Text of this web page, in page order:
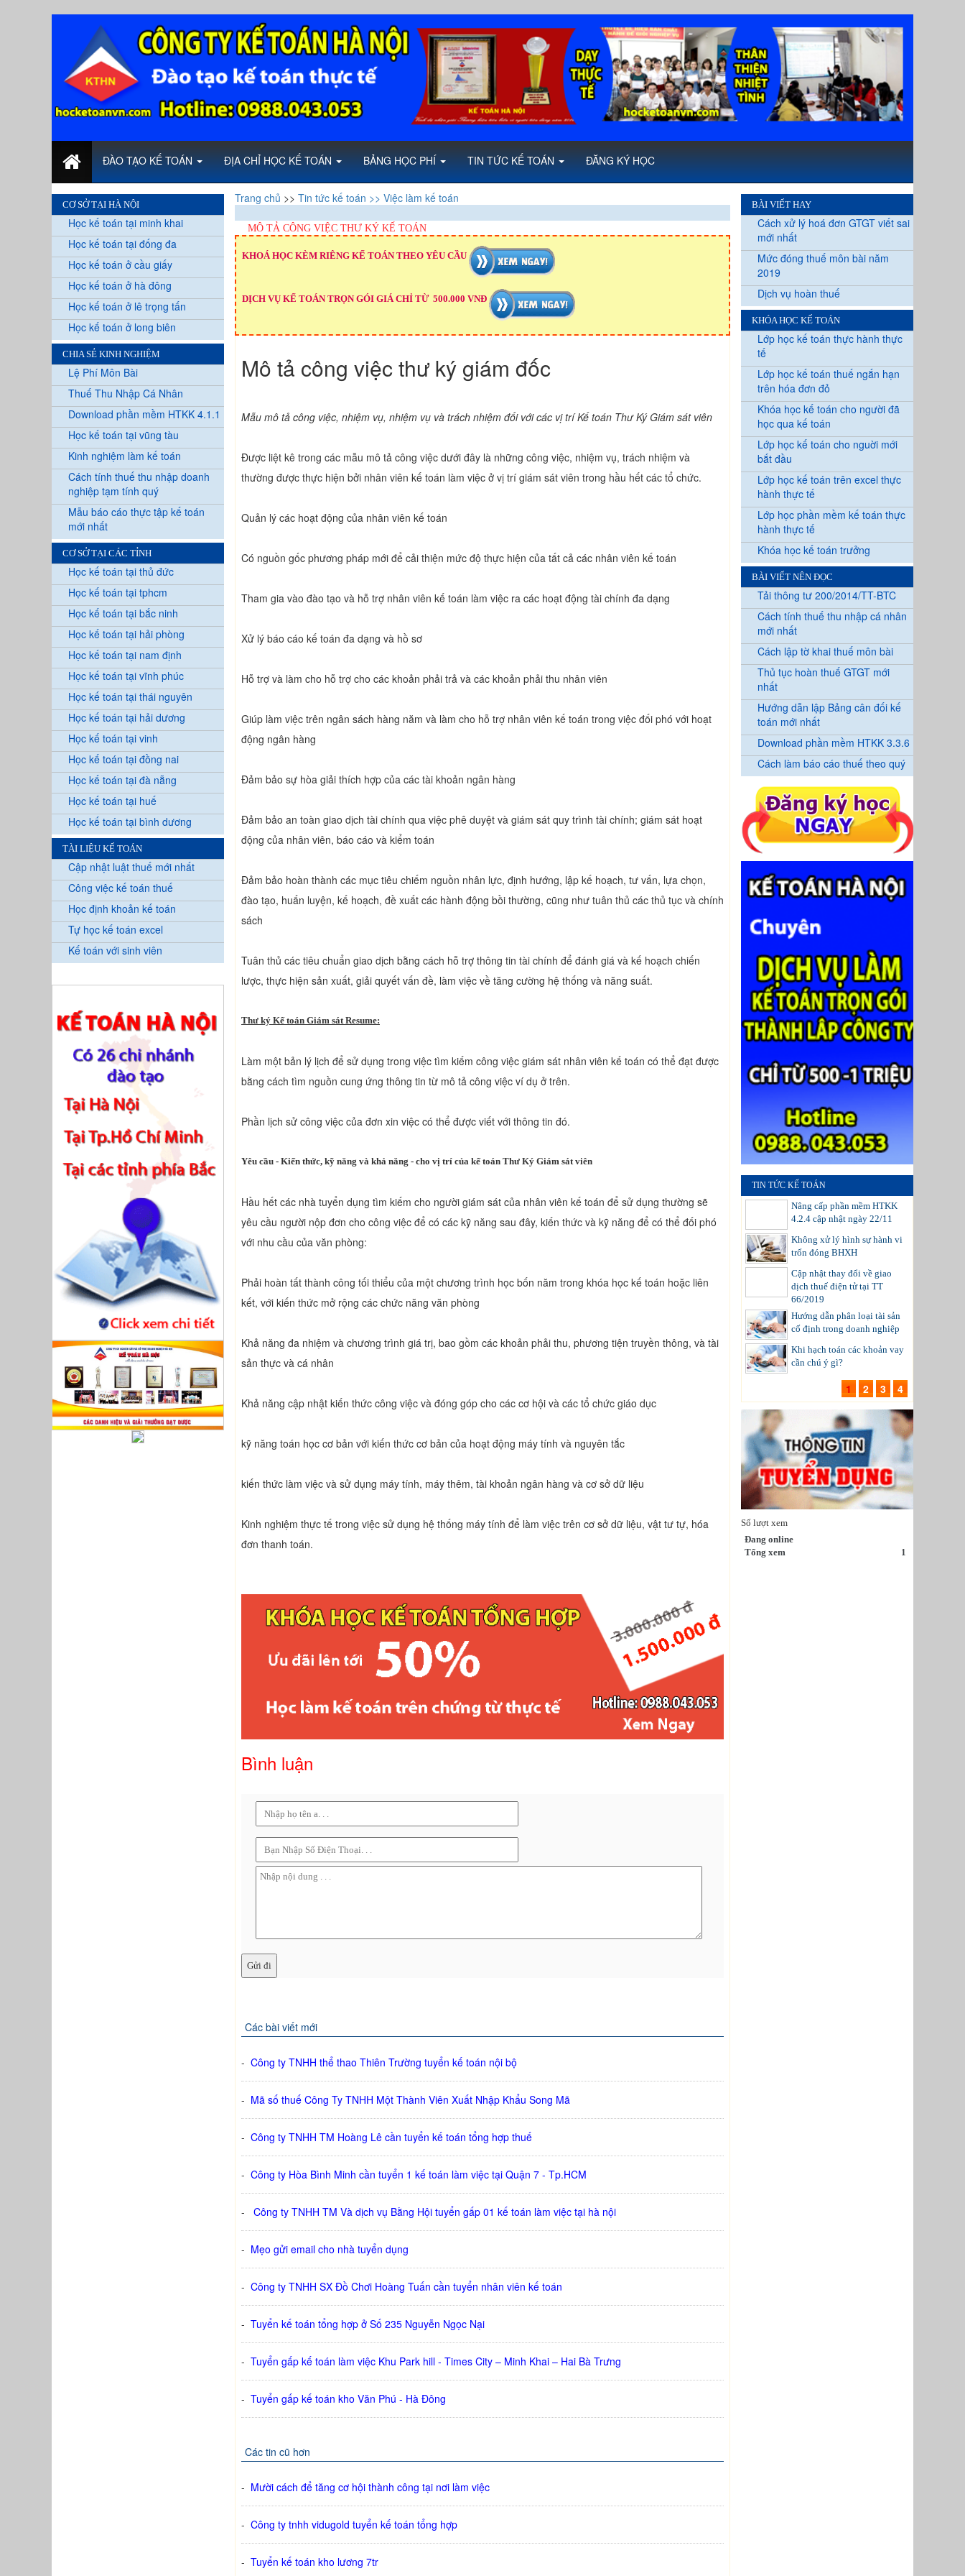
ĐÀO TẠO KẾ TOÁN ĐỊA CHỈ HỌC KẾ TOÁN BẢNG HỌC PHÍ TIN TỨC KẾ TOÁN ĐĂNG KÝ HỌC
CƠ SỞ TẠI HÀ NỘI
Học kế toán tại minh khai
Học kế toán tại đống đa
Học kế toán ở cầu giấy
Học kế toán ở hà đông
Học kế toán ở lê trọng tấn
Học kế toán ở long biên
CHIA SẺ KINH NGHIỆM
Lệ Phí Môn Bài
Thuế Thu Nhập Cá Nhân
Download phần mềm HTKK 4.1.1
Học kế toán tại vũng tàu
Kinh nghiệm làm kế toán
Cách tính thuế thu nhập doanh
nghiệp tạm tính quý
Mẫu báo cáo thực tập kế toán
mới nhất
CƠ SỞ TẠI CÁC TỈNH
Học kế toán tại thủ đức
Học kế toán tại tphcm
Học kế toán tại bắc ninh
Học kế toán tại hải phòng
Học kế toán tại nam định
Học kế toán tại vĩnh phúc
Học kế toán tại thái nguyên
Học kế toán tại hải dương
Học kế toán tại vinh
Học kế toán tại đồng nai
Học kế toán tại đà nẵng
Học kế toán tại huế
Học kế toán tại bình dương
TÀI LIỆU KẾ TOÁN
Cập nhật luật thuế mới nhất
Công việc kế toán thuế
Học định khoản kế toán
Tự học kế toán excel
Kế toán với sinh viên
Trang chủ >> Tin tức kế toán >> Việc làm kế toán
MÔ TẢ CÔNG VIỆC THƯ KÝ KẾ TOÁN
KHOÁ HỌC KÈM RIÊNG KẾ TOÁN THEO YÊU CẦU
DỊCH VỤ KẾ TOÁN TRỌN GÓI GIÁ CHỈ TỪ 500.000 VNĐ
Mô tả công việc thư ký giám đốc
Mẫu mô tả công việc, nhiệm vụ, nhiệm vụ và trách nhiệm đối với các vị trí Kế toán Thư Ký Giám sát viên
Được liệt kê trong các mẫu mô tả công việc dưới đây là những công việc, nhiệm vụ, trách nhiệm và
thường được thực hiện bởi nhân viên kế toán làm việc ở vị trí giám sát viên trong hầu hết các tổ chức.
Quản lý các hoạt động của nhân viên kế toán
Có nguồn gốc phương pháp mới để cải thiện mức độ thực hiện của tất cả các nhân viên kế toán
Tham gia vào đào tạo và hỗ trợ nhân viên kế toán làm việc ra các hoạt động tài chính đa dạng
Xử lý báo cáo kế toán đa dạng và hồ sơ
Hỗ trợ và làm cho hỗ trợ cho các khoản phải trả và các khoản phải thu nhân viên
Giúp làm việc trên ngân sách hàng năm và làm cho hỗ trợ nhân viên kế toán trong việc đối phó với hoạt
động ngân hàng
Đảm bảo sự hòa giải thích hợp của các tài khoản ngân hàng
Đảm bảo an toàn giao dịch tài chính qua việc phê duyệt và giám sát quy trình tài chính; giám sát hoạt
động của nhân viên, báo cáo và kiểm toán
Đảm bảo hoàn thành các mục tiêu chiếm nguồn nhân lực, định hướng, lập kế hoạch, tư vấn, lựa chọn,
đào tạo, huấn luyện, kế hoạch, đề xuất các hành động bồi thường, cũng như tuân thủ các thủ tục và chính
sách
Tuân thủ các tiêu chuẩn giao dịch bằng cách hỗ trợ thông tin tài chính để đánh giá và kế hoạch chiến
lược, thực hiện sản xuất, giải quyết vấn đề, làm việc về tăng cường hệ thống và năng suất.
Thư ký Kế toán Giám sát Resume:
Làm một bản lý lịch để sử dụng trong việc tìm kiếm công việc giám sát nhân viên kế toán có thể đạt được
bằng cách tìm nguồn cung ứng thông tin từ mô tả công việc ví dụ ở trên.
Phần lịch sử công việc của đơn xin việc có thể được viết với thông tin đó.
Yêu cầu - Kiến thức, kỹ năng và khả năng - cho vị trí của kế toán Thư Ký Giám sát viên
Hầu hết các nhà tuyển dụng tìm kiếm cho người giám sát của nhân viên kế toán để sử dụng thường sẽ
yêu cầu người nộp đơn cho công việc để có các kỹ năng sau đây, kiến ​​thức và kỹ năng để có thể đối phó
với nhu cầu của văn phòng:
Phải hoàn tất thành công tối thiểu của một chương trình học bốn năm trong khóa học kế toán hoặc liên
kết, với kiến ​​thức mở rộng các chức năng văn phòng
Khả năng đa nhiệm và chương trình giá trị, bao gồm các khoản phải thu, phương tiện truyền thông, và tài
sản thực và cá nhân
Khả năng cập nhật kiến ​​thức công việc và đóng góp cho các cơ hội và các tổ chức giáo dục
kỹ năng toán học cơ bản với kiến ​​thức cơ bản của hoạt động máy tính và nguyên tắc
kiến thức làm việc và sử dụng máy tính, máy thêm, tài khoản ngân hàng và cơ sở dữ liệu
Kinh nghiệm thực tế trong việc sử dụng hệ thống máy tính để làm việc trên cơ sở dữ liệu, vật tư tự, hóa
đơn thanh toán.
Bình luận
Các bài viết mới
- Công ty TNHH thể thao Thiên Trường tuyển kế toán nội bộ
- Mã số thuế Công Ty TNHH Một Thành Viên Xuất Nhập Khẩu Song Mã
- Công ty TNHH TM Hoàng Lê cần tuyển kế toán tổng hợp thuế
- Công ty Hòa Bình Minh cần tuyển 1 kế toán làm việc tại Quận 7 - Tp.HCM
- Công ty TNHH TM Và dịch vụ Bằng Hội tuyển gấp 01 kế toán làm việc tại hà nội
- Mẹo gửi email cho nhà tuyển dụng
- Công ty TNHH SX Đồ Chơi Hoàng Tuấn cần tuyển nhân viên kế toán
- Tuyển kế toán tổng hợp ở Số 235 Nguyễn Ngọc Nại
- Tuyển gấp kế toán làm việc Khu Park hill - Times City – Minh Khai – Hai Bà Trưng
- Tuyển gấp kế toán kho Văn Phú - Hà Đông
Các tin cũ hơn
- Mười cách để tăng cơ hội thành công tại nơi làm việc
- Công ty tnhh vidugold tuyển kế toán tổng hợp
- Tuyển kế toán kho lương 7tr
BÀI VIẾT HAY
Cách xử lý hoá đơn GTGT viết sai
mới nhất
Mức đóng thuế môn bài năm
2019
Dịch vụ hoàn thuế
KHÓA HỌC KẾ TOÁN
Lớp học kế toán thực hành thực
tế
Lớp học kế toán thuế ngắn hạn
trên hóa đơn đỏ
Khóa học kế toán cho người đã
học qua kế toán
Lớp học kế toán cho nguời mới
bắt đầu
Lớp học kế toán trên excel thực
hành thực tế
Lớp học phần mềm kế toán thực
hành thực tế
Khóa học kế toán trưởng
BÀI VIẾT NÊN ĐỌC
Tải thông tư 200/2014/TT-BTC
Cách tính thuế thu nhập cá nhân
mới nhất
Cách lập tờ khai thuế môn bài
Thủ tục hoàn thuế GTGT mới
nhất
Hướng dẫn lập Bảng cân đối kế
toán mới nhất
Download phần mềm HTKK 3.3.6
Cách làm báo cáo thuế theo quý
TIN TỨC KẾ TOÁN
Nâng cấp phần mềm HTKK
4.2.4 cập nhật ngày 22/11
Không xử lý hình sự hành vi
trốn đóng BHXH
Cập nhật thay đổi về giao
dịch thuế điện tử tại TT
66/2019
Hướng dẫn phân loại tài sản
cố định trong doanh nghiệp
Khi hạch toán các khoản vay
cần chú ý gì?
1 2 3 4
Số lượt xem
Đang online
Tổng xem
1